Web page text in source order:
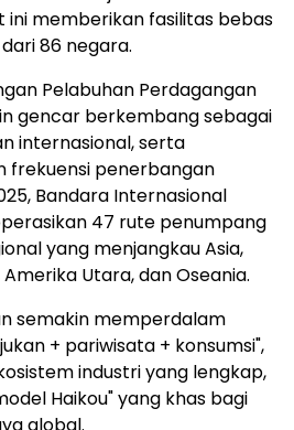
ini memberikan fasilitas bebas
86 negara.
Pelabuhan Perdagangan
gencar berkembang sebagai
internasional, serta
frekuensi penerbangan
Bandara Internasional
47 rute penumpang
yang menjangkau Asia,
Utara, dan Oseania.
semakin memperdalam
+ pariwisata + konsumsi",
industri yang lengkap,
Haikou" yang khas bagi
global.